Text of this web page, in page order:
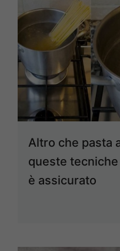
Altro che pasta
queste
è assicurato